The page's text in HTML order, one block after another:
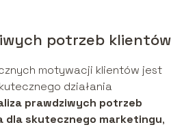
potrzeb klientów
motywacji klientów jest
działania
prawdziwych potrzeb
skutecznego marketingu,